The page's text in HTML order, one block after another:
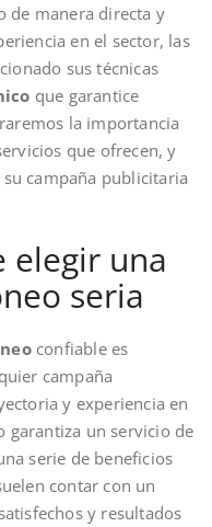
de manera directa y
en el sector, las
sus técnicas
que garantice
la importancia
que ofrecen, y
campaña publicitaria
elegir una
seria
confiable es
campaña
y experiencia en
garantiza un servicio de
serie de beneficios
contar con un
y resultados